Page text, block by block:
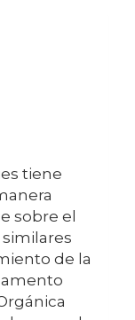
tiene
sobre el
de la